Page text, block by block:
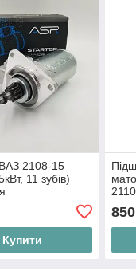
2108-15
11 зубів)
Купити
850